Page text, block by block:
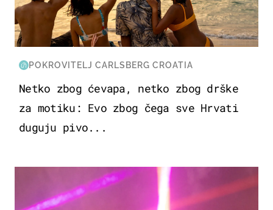
POKROVITELJ CARLSBERG CROATIA
Netko zbog ćevapa, netko zbog drške
za motiku: Evo zbog čega sve Hrvati
duguju pivo...
KULTURA & ZABAVA